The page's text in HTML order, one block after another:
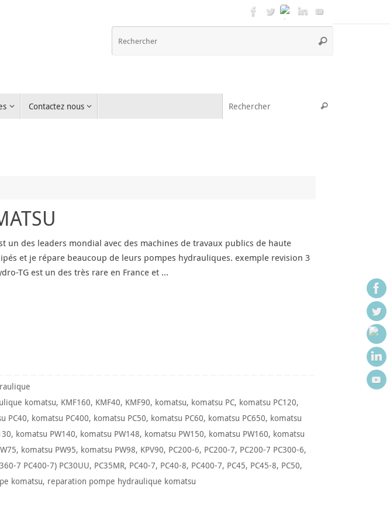
Rechercher
Contactez nous Rechercher
un des leaders mondial avec des machines de travaux publics de haute
et je répare beaucoup de leurs pompes hydrauliques. exemple revision 3
TG est un des très rare en France et …
komatsu, KMF160, KMF40, KMF90, komatsu, komatsu PC, komatsu PC120,
PC40, komatsu PC400, komatsu PC50, komatsu PC60, komatsu PC650, komatsu
, komatsu PW140, komatsu PW148, komatsu PW150, komatsu PW160, komatsu
, komatsu PW95, komatsu PW98, KPV90, PC200-6, PC200-7, PC200-7 PC300-6,
7 PC400-7) PC30UU, PC35MR, PC40-7, PC40-8, PC400-7, PC45, PC45-8, PC50,
komatsu, reparation pompe hydraulique komatsu